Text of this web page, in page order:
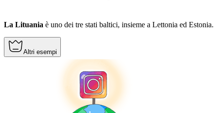
La Lituania è uno dei tre stati baltici, insieme a Lettonia ed Estonia.
Altri esempi